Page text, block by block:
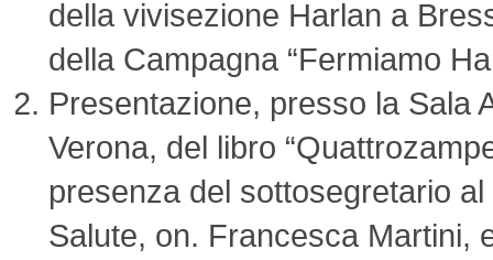
della vivisezione Harlan a
della Campagna “Fermiamo
Presentazione, presso la Sala
Verona, del libro
presenza del sottosegretario
Salute, on. Francesca Martini,